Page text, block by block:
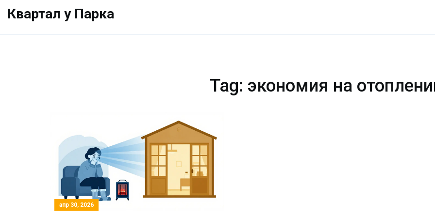
Квартал у Парка
Tag: экономия на
апр 30, 2026